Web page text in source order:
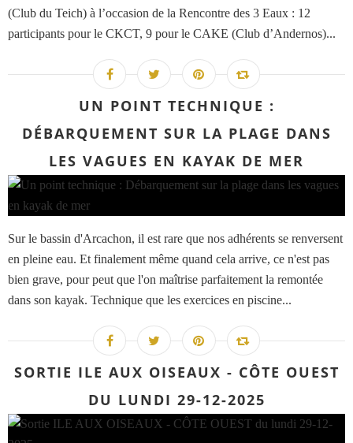
(Club du Teich) à l’occasion de la Rencontre des 3 Eaux : 12
participants pour le CKCT, 9 pour le CAKE (Club d’Andernos)...
UN POINT TECHNIQUE :
DÉBARQUEMENT SUR LA PLAGE DANS
LES VAGUES EN KAYAK DE MER
Sur le bassin d'Arcachon, il est rare que nos adhérents se renversent
en pleine eau. Et finalement même quand cela arrive, ce n'est pas
bien grave, pour peut que l'on maîtrise parfaitement la remontée
dans son kayak. Technique que les exercices en piscine...
SORTIE ILE AUX OISEAUX - CÔTE OUEST
DU LUNDI 29-12-2025